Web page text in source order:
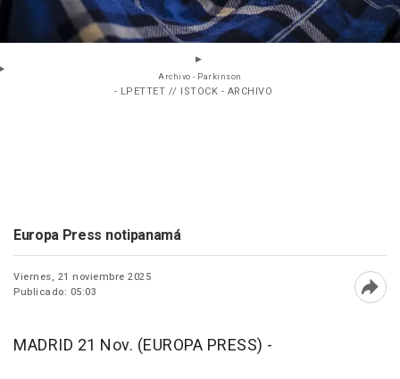
Archivo - Parkinson
- LPETTET // ISTOCK - ARCHIVO
Europa Press notipanamá
Viernes, 21 noviembre 2025
Publicado: 05:03
MADRID 21 Nov. (EUROPA PRESS) -